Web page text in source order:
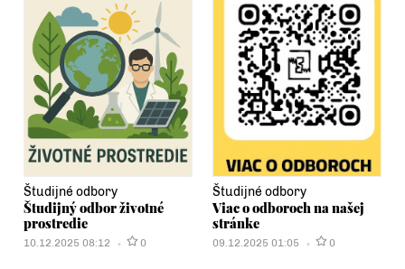
Študijné odbory
Študijný odbor životné
prostredie
10.12.2025 08:12 0
Študijné odbory
Viac o odboroch na našej
stránke
09.12.2025 01:05 0